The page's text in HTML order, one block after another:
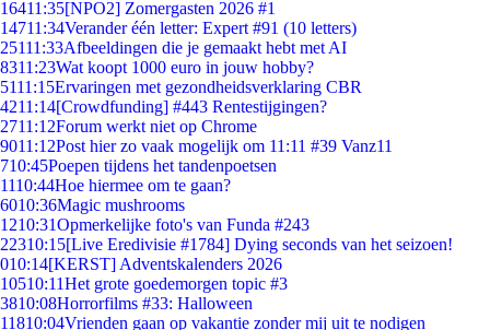
16411:35[NPO2] Zomergasten 2026 #1
14711:34Verander één letter: Expert #91 (10 letters)
25111:33Afbeeldingen die je gemaakt hebt met AI
8311:23Wat koopt 1000 euro in jouw hobby?
5111:15Ervaringen met gezondheidsverklaring CBR
4211:14[Crowdfunding] #443 Rentestijgingen?
2711:12Forum werkt niet op Chrome
9011:12Post hier zo vaak mogelijk om 11:11 #39 Vanz11
710:45Poepen tijdens het tandenpoetsen
1110:44Hoe hiermee om te gaan?
6010:36Magic mushrooms
1210:31Opmerkelijke foto's van Funda #243
22310:15[Live Eredivisie #1784] Dying seconds van het seizoen!
010:14[KERST] Adventskalenders 2026
10510:11Het grote goedemorgen topic #3
3810:08Horrorfilms #33: Halloween
11810:04Vrienden gaan op vakantie zonder mij uit te nodigen